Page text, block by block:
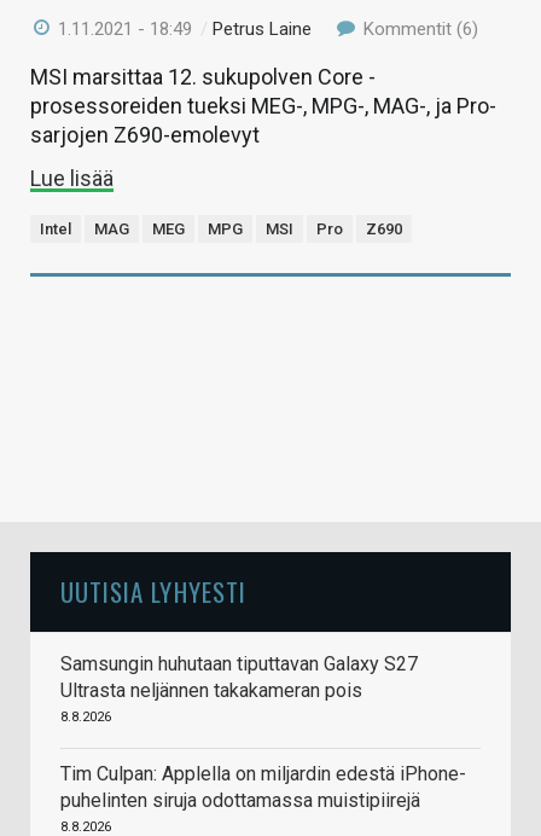
1.11.2021 - 18:49 /Petrus Laine Kommentit (6)
MSI marsittaa 12. sukupolven Core -
prosessoreiden tueksi MEG-, MPG-, MAG-, ja Pro-
sarjojen Z690-emolevyt
Lue lisää
Intel MAG MEG MPG MSI Pro Z690
UUTISIA LYHYESTI
Samsungin huhutaan tiputtavan Galaxy S27
Ultrasta neljännen takakameran pois
8.8.2026
Tim Culpan: Applella on miljardin edestä iPhone-
puhelinten siruja odottamassa muistipiirejä
8.8.2026